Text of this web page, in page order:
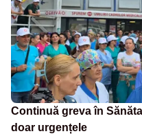
Continuă greva în
doar urgențele